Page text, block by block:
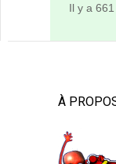
Il y a
À